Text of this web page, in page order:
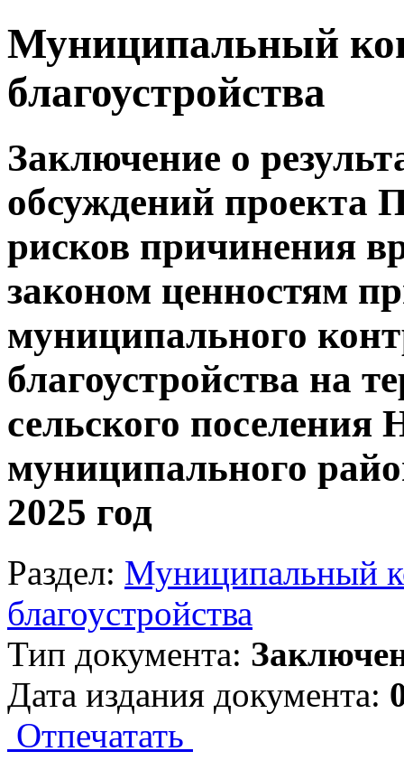
Муниципальный
благоустройства
Заключение о
обсуждений
рисков причинения
законом ценностям
муниципального
благоустройства на
сельского поселения
муниципального
2025 год
Раздел: Муниципальный
благоустройства
Тип документа:
Дата издания документа:
Отпечатать